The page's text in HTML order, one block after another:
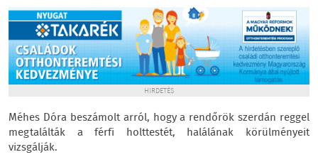
HIRDETÉS
Méhes Dóra beszámolt arról, hogy a rendőrök szerdán reggel
megtalálták a férfi holttestét, halálának körülményeit
vizsgálják.